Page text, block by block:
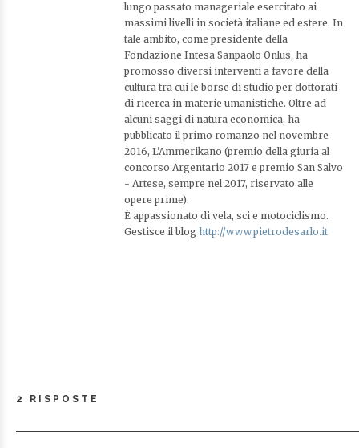
lungo passato manageriale esercitato ai
massimi livelli in società italiane ed estere. In
tale ambito, come presidente della
Fondazione Intesa Sanpaolo Onlus, ha
promosso diversi interventi a favore della
cultura tra cui le borse di studio per dottorati
di ricerca in materie umanistiche. Oltre ad
alcuni saggi di natura economica, ha
pubblicato il primo romanzo nel novembre
2016, L'Ammerikano (premio della giuria al
concorso Argentario 2017 e premio San Salvo
- Artese, sempre nel 2017, riservato alle
opere prime).
È appassionato di vela, sci e motociclismo.
Gestisce il blog http://www.pietrodesarlo.it
2 RISPOSTE